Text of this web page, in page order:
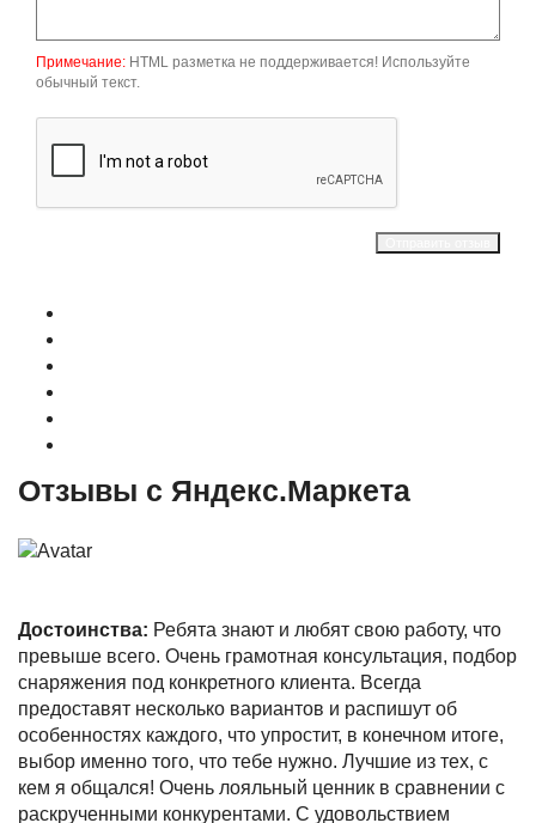
Примечание: HTML разметка не поддерживается! Используйте
обычный текст.
Отзывы с Яндекс.Маркета
Достоинства: Ребята знают и любят свою работу, что
превыше всего. Очень грамотная консультация, подбор
снаряжения под конкретного клиента. Всегда
предоставят несколько вариантов и распишут об
особенностях каждого, что упростит, в конечном итоге,
выбор именно того, что тебе нужно. Лучшие из тех, с
кем я общался! Очень лояльный ценник в сравнении с
раскрученными конкурентами. С удовольствием